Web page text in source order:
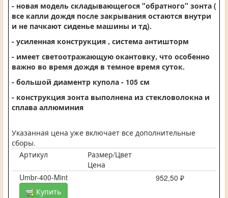
- новая модель складывающегося "обратного" зонта (
все капли дождя после закрывания остаются внутри
и не пачкают сиденье машины и тд).
- усиленная конструкция , система антишторм
- имеет светоотражающую окантовку, что особенно
важно во время дождя в темное время суток.
- большой диаментр купола - 105 см
- конструкция зонта выполнена из стекловолокна и
сплава аллюминия
Указанная цена уже включает все дополнительные
сборы.
Артикул
Размер/Цвет
Цена
Umbr-400-Mint
952,50 ₽
Купить